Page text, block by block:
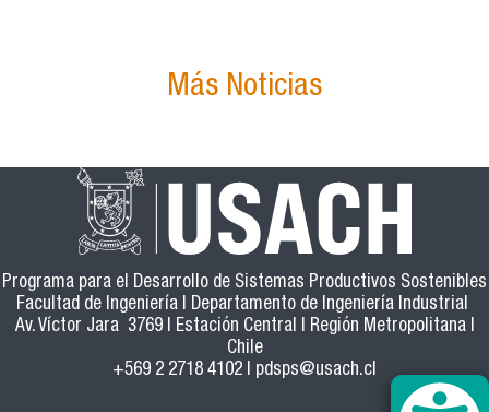
Más Noticias
Programa para el Desarrollo de Sistemas Productivos Sostenibles
Facultad de Ingeniería | Departamento de Ingeniería Industrial
Av. Víctor Jara 3769 | Estación Central | Región Metropolitana |
Chile
+569 2 2718 4102 | pdsps@usach.cl